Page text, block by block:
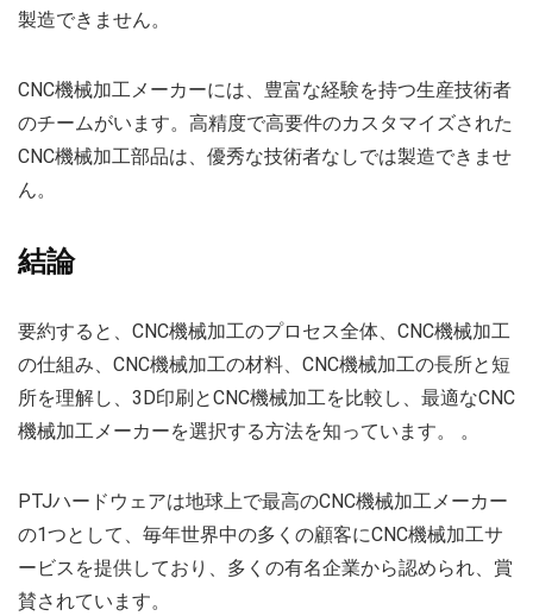
製造できません。
CNC機械加工メーカーには、豊富な経験を持つ生産技術者
のチームがいます。高精度で高要件のカスタマイズされた
CNC機械加工部品は、優秀な技術者なしでは製造できませ
ん。
結論
要約すると、CNC機械加工のプロセス全体、CNC機械加工
の仕組み、CNC機械加工の材料、CNC機械加工の長所と短
所を理解し、3D印刷とCNC機械加工を比較し、最適なCNC
機械加工メーカーを選択する方法を知っています。 。
PTJハードウェアは地球上で最高のCNC機械加工メーカー
の1つとして、毎年世界中の多くの顧客にCNC機械加工サ
ービスを提供しており、多くの有名企業から認められ、賞
賛されています。